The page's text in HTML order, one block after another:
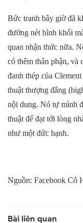
Bức tranh bây giờ đã
đường nét hình khối
quan nhận thức nữa.
có thêm thân phận, và
đanh thép của
thuật thượng đẳng
nội dung. Nó tự mình
thuật để đạt tới lòng
như một đức hạnh.
Nguồn: Facebook Cô